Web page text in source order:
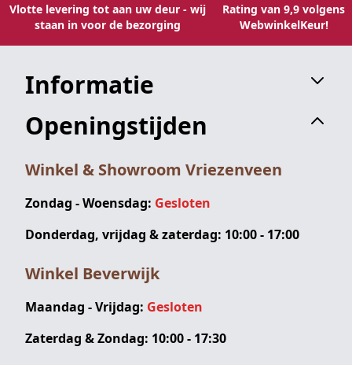
Vlotte levering tot aan uw deur - wij
staan in voor de bezorging
Rating van 9,9 volgens
WebwinkelKeur!
Informatie
Openingstijden
Winkel & Showroom Vriezenveen
Zondag - Woensdag: Gesloten
Donderdag, vrijdag & zaterdag: 10:00 - 17:00
Winkel Beverwijk
Maandag - Vrijdag: Gesloten
Zaterdag & Zondag: 10:00 - 17:30